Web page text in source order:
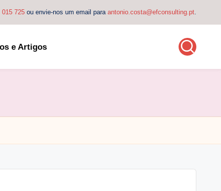
015 725 ou envie-nos um email para antonio.costa@efconsulting.pt.
e Artigos